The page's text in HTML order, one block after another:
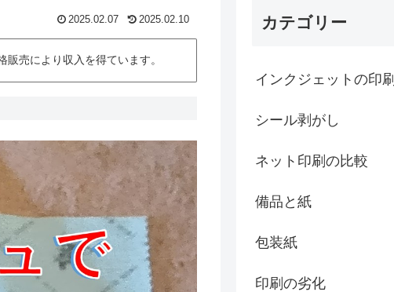
2025.02.07 2025.02.10
売により収入を得ています。
カテゴリー
インクジェットの印刷
シール剥がし
ネット印刷の比較
備品と紙
包装紙
印刷の劣化